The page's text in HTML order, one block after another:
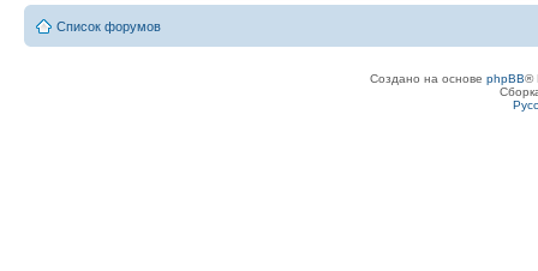
Список форумов
Создано на основе phpBB®